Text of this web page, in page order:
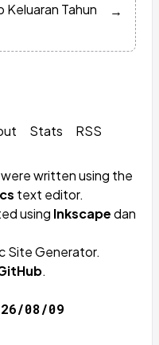
Keluaran Tahun
→
Stats RSS
written using the
text editor.
using Inkscapedan
Site Generator.
.
08/09